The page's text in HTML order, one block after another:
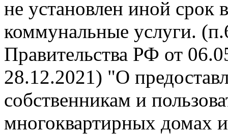
не установлен иной срок
коммунальные услуги.
Правительства РФ от
28.12.2021) "О
собственникам и
многоквартирных